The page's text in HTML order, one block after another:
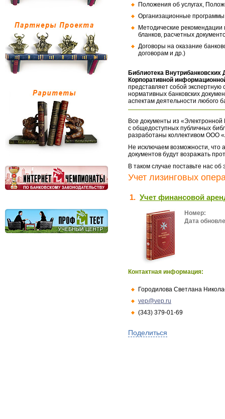
Положения об услугах,
Организационные
Методические
бланков, расчетных
Договоры на оказание
договорам и др.)
Библиотека
Корпоративной
представляет собой экспертную
нормативных банковских
аспектам деятельности любого
Все документы из «Электронной
с общедоступных публичных
разработаны коллективом ООО
Не исключаем возможности, что
документов будут возражать
В таком случае поставьте нас
Учет лизинговых
1. Учет финансовой
Номер:
Дата
Контактная информация:
Городилова Светлана
vep@vep.ru
(343) 379-01-69
Поделиться